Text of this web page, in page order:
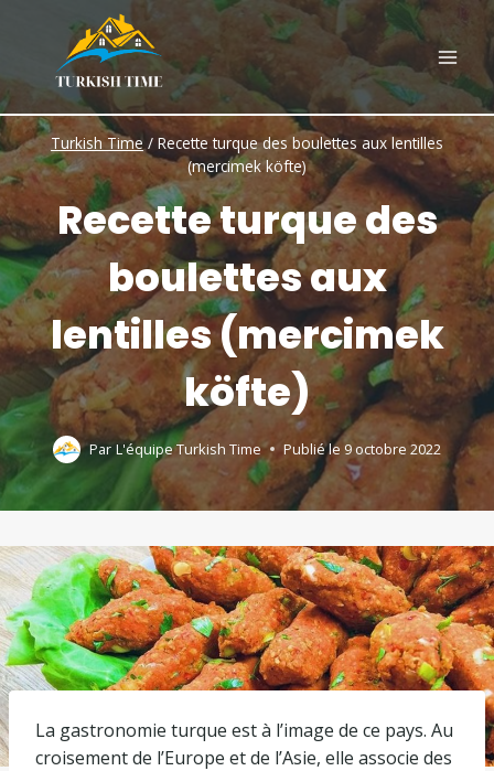
content
Turkish Time / Recette turque des boulettes aux lentilles
(mercimek köfte)
Recette turque des
boulettes aux
lentilles (mercimek
köfte)
Par L'équipe Turkish Time Publié le 9 octobre 2022
La gastronomie turque est à l’image de ce pays. Au
croisement de l’Europe et de l’Asie, elle associe des